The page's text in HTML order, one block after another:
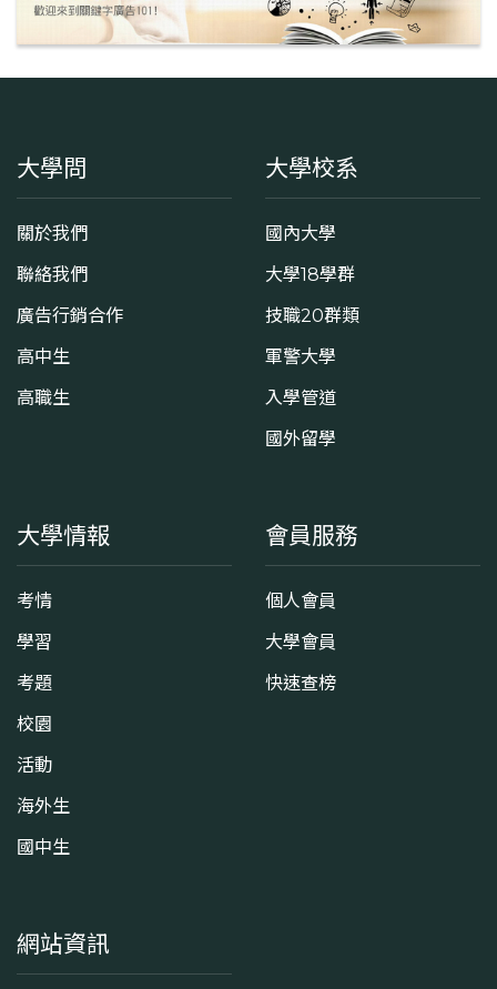
大學問
關於我們
聯絡我們
廣告行銷合作
高中生
高職生
大學校系
國內大學
大學18學群
技職20群類
軍警大學
入學管道
國外留學
大學情報
考情
學習
考題
校園
活動
海外生
國中生
會員服務
個人會員
大學會員
快速查榜
網站資訊